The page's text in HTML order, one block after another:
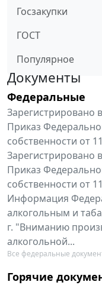
Госзакупки
ГОСТ
Популярное
Документы
Федеральные
Зарегистрировано
Приказ
собственности от
Зарегистрировано
Приказ
собственности от
Информация
алкогольным и
г. "Вниманию
алкогольной...
Все федеральные
Горячие